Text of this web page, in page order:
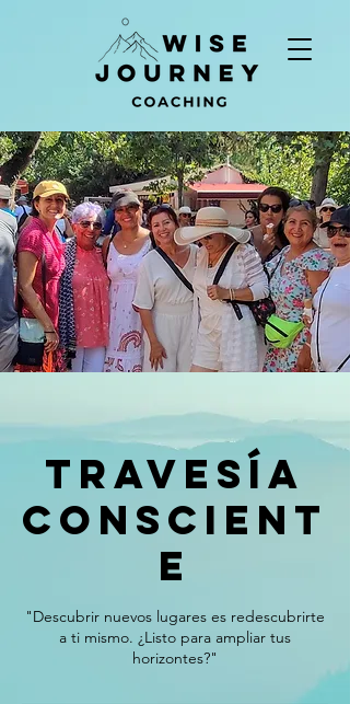
Travesía
Conscient
e
"Descubrir nuevos lugares es redescubrirte
a ti mismo. ¿Listo para ampliar tus
horizontes?"